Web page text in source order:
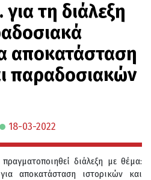
τη διάλεξη
αποκατάσταση
παραδοσιακών
18-03-2022
διάλεξη με θέμα:
αποκατάσταση ιστορικών και